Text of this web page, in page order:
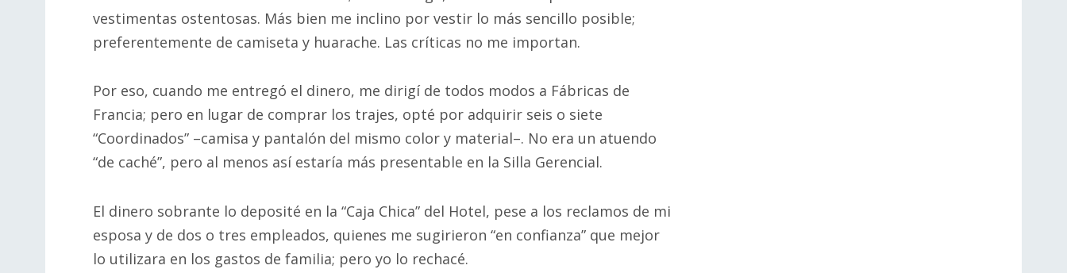
vestimentas ostentosas. Más bien me inclino por vestir lo más sencillo posible;
preferentemente de camiseta y huarache. Las críticas no me importan.
Por eso, cuando me entregó el dinero, me dirigí de todos modos a Fábricas de
Francia; pero en lugar de comprar los trajes, opté por adquirir seis o siete
“Coordinados” –camisa y pantalón del mismo color y material–. No era un atuendo
“de caché”, pero al menos así estaría más presentable en la Silla Gerencial.
El dinero sobrante lo deposité en la “Caja Chica” del Hotel, pese a los reclamos de mi
esposa y de dos o tres empleados, quienes me sugirieron “en confianza” que mejor
lo utilizara en los gastos de familia; pero yo lo rechacé.